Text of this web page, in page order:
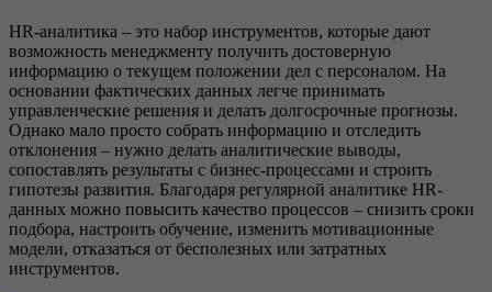
HR-аналитика – это набор инструментов, которые дают
возможность менеджменту получить достоверную
информацию о текущем положении дел с персоналом. На
основании фактических данных легче принимать
управленческие решения и делать долгосрочные прогнозы.
Однако мало просто собрать информацию и отследить
отклонения – нужно делать аналитические выводы,
сопоставлять результаты с бизнес-процессами и строить
гипотезы развития. Благодаря регулярной аналитике HR-
данных можно повысить качество процессов – снизить сроки
подбора, настроить обучение, изменить мотивационные
модели, отказаться от бесполезных или затратных
инструментов.